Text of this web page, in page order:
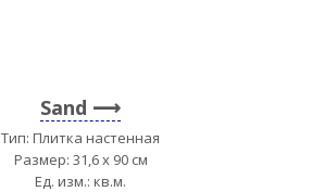
Sand
Тип: Плитка настенная
Размер: 31,6 x 90 см
Ед. изм.: кв.м.